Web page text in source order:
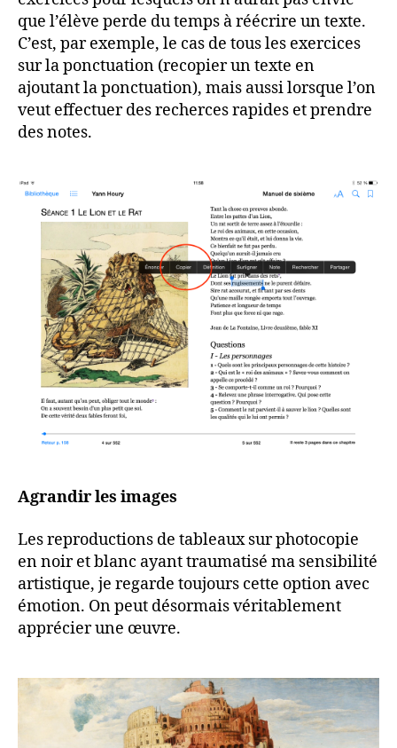
que l’élève perde du temps à réécrire un texte.
C’est, par exemple, le cas de tous les exercices
sur la ponctuation (recopier un texte en
ajoutant la ponctuation), mais aussi lorsque l’on
veut effectuer des recherces rapides et prendre
des notes.
Agrandir les images
Les reproductions de tableaux sur photocopie
en noir et blanc ayant traumatisé ma sensibilité
artistique, je regarde toujours cette option avec
émotion. On peut désormais véritablement
apprécier une œuvre.